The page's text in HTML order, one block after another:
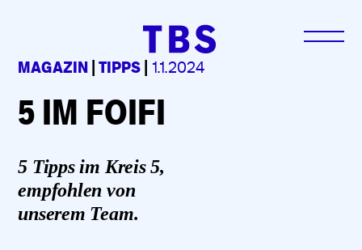
MAGAZIN |TIPPS | 1.1.2024
5 IM FOIFI
5 Tipps im Kreis 5,
empfohlen von
unserem Team.